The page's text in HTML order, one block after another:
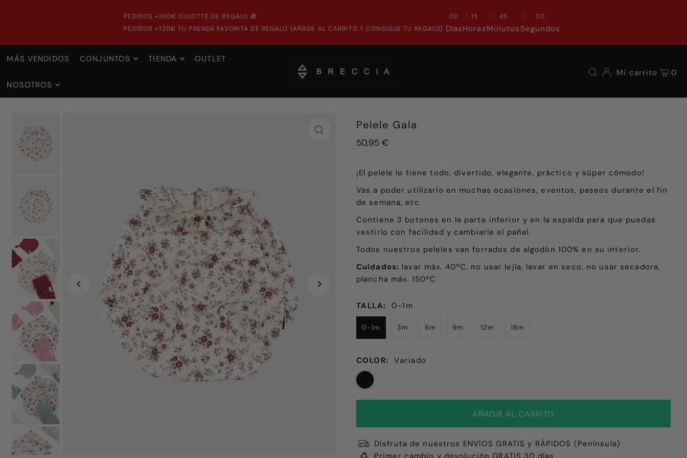
PEDIDOS +100€ CULOTTE DE REGALO 🎁
PEDIDOS +120€ TU PRENDA FAVORITA DE REGALO (AÑADE AL CARRITO Y CONSIGUE TU REGALO)
00
Días
: 15
Horas
: 45
Minutos
: 30
Segundos
MÁS VENDIDOS CONJUNTOS TIENDA OUTLET
NOSOTROS
Mi carrito 0
Pelele Gala
50,95 €
¡El pelele lo tiene todo, divertido, elegante, práctico y súper cómodo!
Vas a poder utilizarlo en muchas ocasiones, eventos, paseos durante el fin
de semana, etc.
Contiene 3 botones en la parte inferior y en la espalda para que puedas
vestirlo con facilidad y cambiarle el pañal.
Todos nuestros peleles van forrados de algodón 100% en su interior.
Cuidados: lavar máx. 40ºC, no usar lejía, lavar en seco, no usar secadora,
plancha máx. 150ºC
TALLA: 0-1m
0-1m 3m 6m 9m 12m 18m
COLOR: Variado
Disfruta de nuestros ENVÍOS GRATIS y RÁPIDOS (Península)